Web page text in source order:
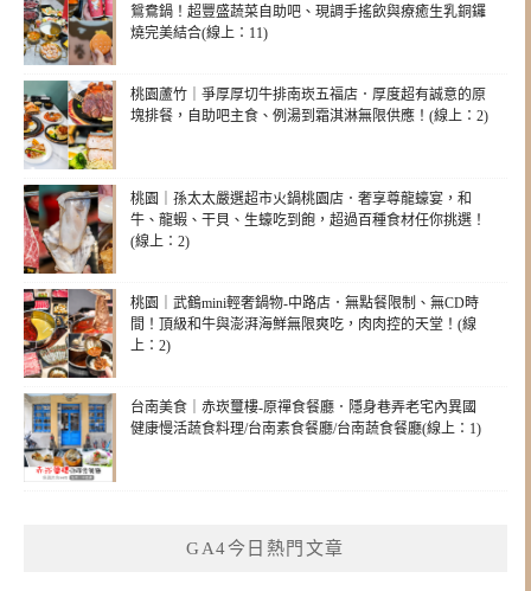
鴛鴦鍋！超豐盛蔬菜自助吧、現調手搖飲與療癒生乳銅鑼
燒完美結合(線上：11)
桃園蘆竹｜爭厚厚切牛排南崁五福店．厚度超有誠意的原
塊排餐，自助吧主食、例湯到霜淇淋無限供應！(線上：2)
桃園｜孫太太嚴選超市火鍋桃園店．奢享尊龍蠔宴，和
牛、龍蝦、干貝、生蠔吃到飽，超過百種食材任你挑選！
(線上：2)
桃園｜武鶴mini輕奢鍋物-中路店．無點餐限制、無CD時
間！頂級和牛與澎湃海鮮無限爽吃，肉肉控的天堂！(線
上：2)
台南美食｜赤崁璽樓-原禪食餐廳．隱身巷弄老宅內異國
健康慢活蔬食料理/台南素食餐廳/台南蔬食餐廳(線上：1)
GA4今日熱門文章